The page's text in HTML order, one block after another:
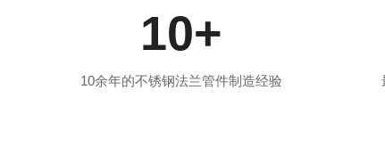
10+
10余年的不锈钢法兰管件制造经验